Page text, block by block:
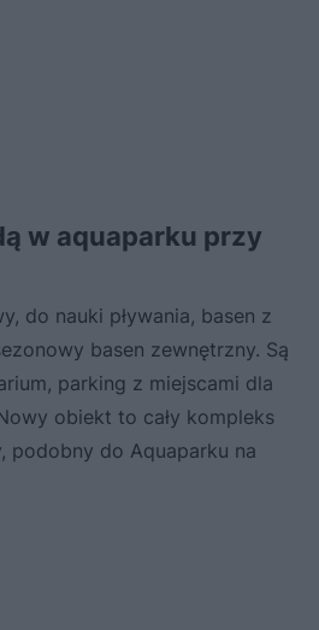
w aquaparku przy
do nauki pływania, basen z
basen zewnętrzny. Są
parking z miejscami dla
obiekt to cały kompleks
podobny do Aquaparku na